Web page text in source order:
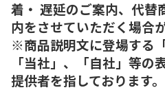
着・ 遅延のご案内、代替
内をさせていただく場合
※商品説明文に登場する
「当社」、「自社」等の
提供者を指しております。